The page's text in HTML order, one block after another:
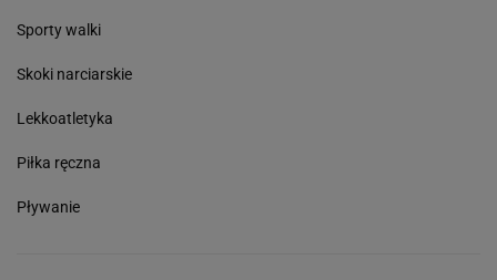
Sporty walki
Skoki narciarskie
Lekkoatletyka
Piłka ręczna
Pływanie